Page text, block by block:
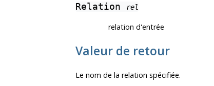
Relation rel
relation d'entrée
Valeur de retour
Le nom de la relation spécifiée.